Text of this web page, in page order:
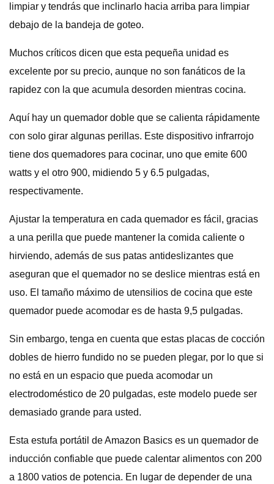
limpiar y tendrás que inclinarlo hacia arriba para limpiar
debajo de la bandeja de goteo.
Muchos críticos dicen que esta pequeña unidad es
excelente por su precio, aunque no son fanáticos de la
rapidez con la que acumula desorden mientras cocina.
Aquí hay un quemador doble que se calienta rápidamente
con solo girar algunas perillas. Este dispositivo infrarrojo
tiene dos quemadores para cocinar, uno que emite 600
watts y el otro 900, midiendo 5 y 6.5 pulgadas,
respectivamente.
Ajustar la temperatura en cada quemador es fácil, gracias
a una perilla que puede mantener la comida caliente o
hirviendo, además de sus patas antideslizantes que
aseguran que el quemador no se deslice mientras está en
uso. El tamaño máximo de utensilios de cocina que este
quemador puede acomodar es de hasta 9,5 pulgadas.
Sin embargo, tenga en cuenta que estas placas de cocción
dobles de hierro fundido no se pueden plegar, por lo que si
no está en un espacio que pueda acomodar un
electrodoméstico de 20 pulgadas, este modelo puede ser
demasiado grande para usted.
Esta estufa portátil de Amazon Basics es un quemador de
inducción confiable que puede calentar alimentos con 200
a 1800 vatios de potencia. En lugar de depender de una